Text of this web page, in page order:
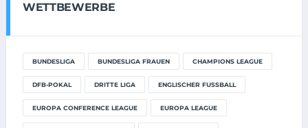
WETTBEWERBE
BUNDESLIGA BUNDESLIGA FRAUEN CHAMPIONS LEAGUE
DFB-POKAL DRITTE LIGA ENGLISCHER FUSSBALL
EUROPA CONFERENCE LEAGUE EUROPA LEAGUE